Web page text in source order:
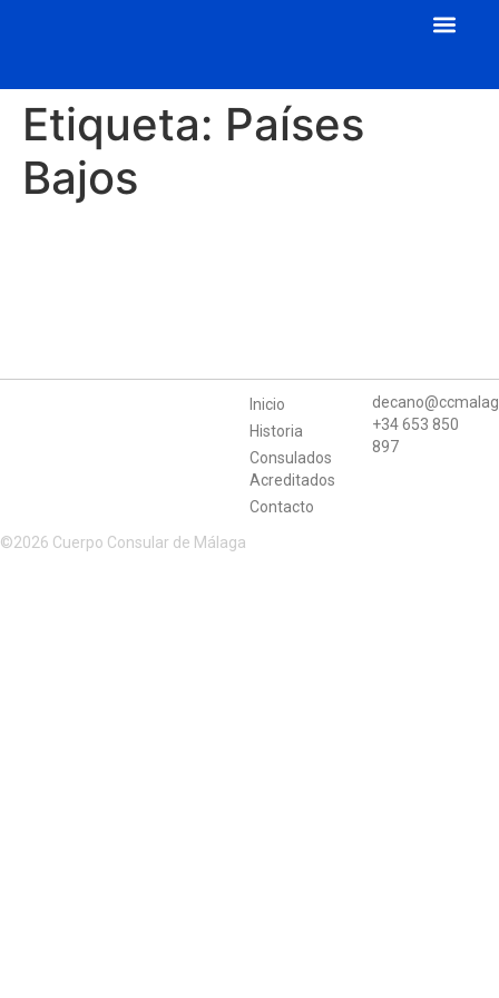
Etiqueta: Países
Bajos
Inicio
Historia
Consulados
Acreditados
Contacto
+34 653 850
897
©2026 Cuerpo Consular de Málaga